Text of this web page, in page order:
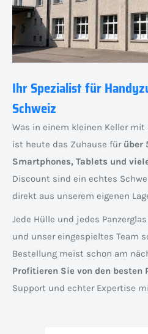
Ihr Spezialist für
Schweiz
Was in einem kleinen Keller
ist heute das Zuhause für über
Smartphones, Tablets und
Discount sind ein echtes
direkt aus unserem eigenen
Jede Hülle und jedes
und unser eingespieltes Team
Bestellung meist schon am
Profitieren Sie von den besten
Support und echter Expertise